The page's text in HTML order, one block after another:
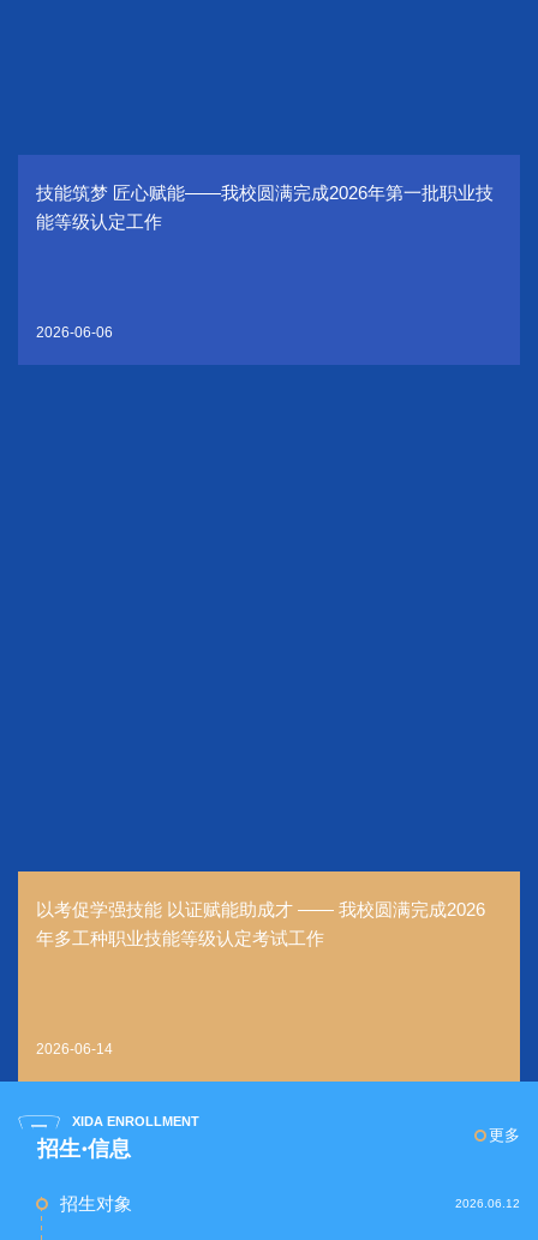
技能筑梦 匠心赋能——我校圆满完成2026年第一批职业技
能等级认定工作
2026-06-06
以考促学强技能 以证赋能助成才 —— 我校圆满完成2026
年多工种职业技能等级认定考试工作
2026-06-14
XIDA ENROLLMENT
招生·信息
更多
招生对象 2026.06.12